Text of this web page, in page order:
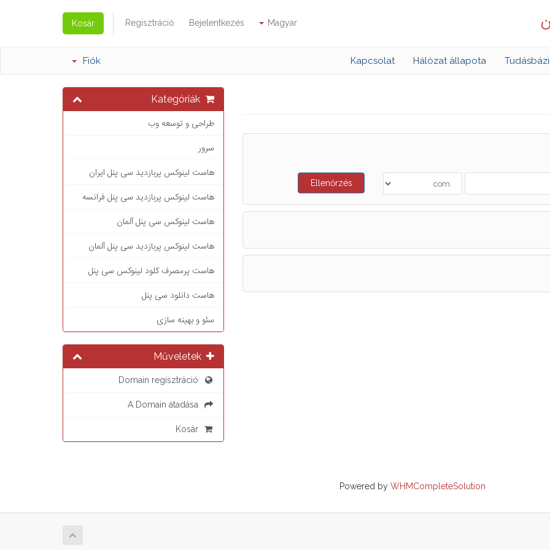
Magyar
Bejelentkezés
Regisztráció
Kosár
Hálózat állapota
Kapcsolat
Fiók
Kategóriák
طراحی و توسعه وب
سرور
هاست لینوکس پربازدید سی پنل ایران
هاست لینوکس پربازدید سی پنل فرانسه
هاست لینوکس سی پنل آلمان
هاست لینوکس پربازدید سی پنل آلمان
هاست پرمصرف کلود لینوکس سی پنل
هاست دانلود سی پنل
سئو و بهینه سازی
Műveletek
Kosár
Ellenőrzés
Powered by WHMCompleteSolution